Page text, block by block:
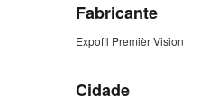
Fabricante
Expofil Premièr Vision
Cidade